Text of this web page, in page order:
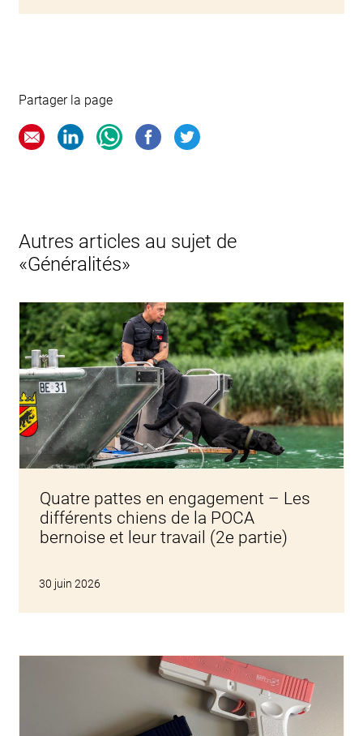
Partager la page
Autres articles au sujet de
«Généralités»
Quatre pattes en engagement – Les
différents chiens de la POCA
bernoise et leur travail (2e partie)
30 juin 2026